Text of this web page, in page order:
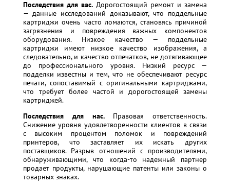
Последствия для вас. Дорогостоящий ремонт и замена
— данные исследований доказывают, что поддельные
картриджи очень часто ломаются, становясь причиной
загрязнения и повреждения важных компонентов
оборудования. Низкое качество — поддельные
картриджи имеют низкое качество изображения, а
следовательно, и качество отпечатков, не дотягивающее
до профессионального уровня. Низкий ресурс —
подделки известны и тем, что не обеспечивают ресурс
печати, сопоставимый с оригинальными картриджами,
что требует более частой и дорогостоящей замены
картриджей.
Последствия для нас.Правовая ответственность.
Снижение уровня удовлетворенности клиентов в связи
с высоким процентом поломок и повреждений
принтеров, что заставляет их искать других
поставщиков. Разрыв отношений с производителями,
обнаруживающими, что когда-то надежный партнер
продает продукты, нарушающие патенты или законы о
товарных знаках.